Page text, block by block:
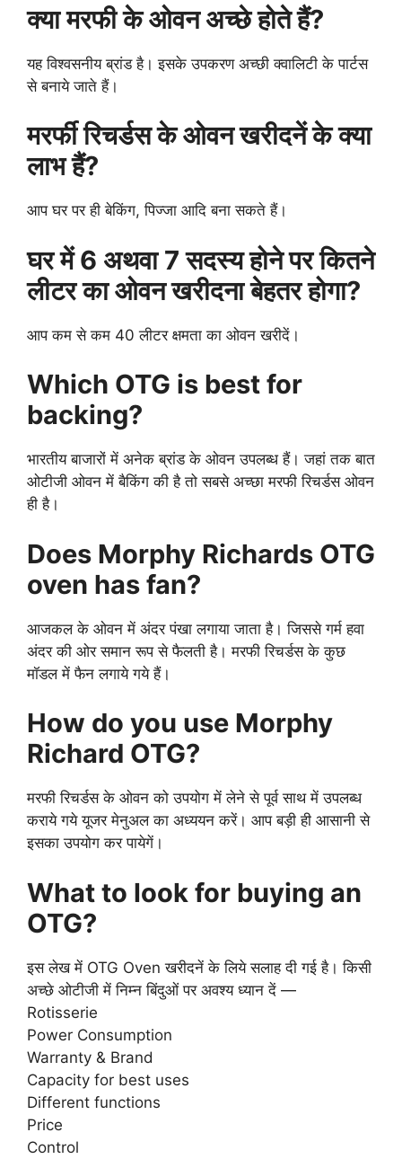
क्या मरफी के ओवन अच्छे होते हैं?
यह विश्वसनीय ब्रांड है। इसके उपकरण अच्छी क्वालिटी के पार्टस
से बनाये जाते हैं।
मरर्फी रिचर्डस के ओवन खरीदनें के क्या
लाभ हैं?
आप घर पर ही बेकिंग, पिज्जा आदि बना सकते हैं।
घर में 6 अथवा 7 सदस्य होने पर कितने
लीटर का ओवन खरीदना बेहतर होगा?
आप कम से कम 40 लीटर क्षमता का ओवन खरीदें।
Which OTG is best for
backing?
भारतीय बाजारों में अनेक ब्रांड के ओवन उपलब्ध हैं। जहां तक बात
ओटीजी ओवन में बैकिंग की है तो सबसे अच्छा मरफी रिचर्डस ओवन
ही है।
Does Morphy Richards OTG
oven has fan?
आजकल के ओवन में अंदर पंखा लगाया जाता है। जिससे गर्म हवा
अंदर की ओर समान रूप से फैलती है। मरफी रिचर्डस के कुछ
मॉडल में फैन लगाये गये हैं।
How do you use Morphy
Richard OTG?
मरफी रिचर्डस के ओवन को उपयोग में लेने से पूर्व साथ में उपलब्ध
कराये गये यूजर मेनुअल का अध्ययन करें। आप बड़ी ही आसानी से
इसका उपयोग कर पायेगें।
What to look for buying an
OTG?
इस लेख में OTG Oven खरीदनें के लिये सलाह दी गई है। किसी
अच्छे ओटीजी में निम्न बिंदुओं पर अवश्य ध्यान दें —
Rotisserie
Power Consumption
Warranty & Brand
Capacity for best uses
Different functions
Price
Control